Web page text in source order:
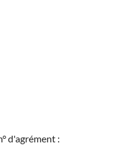
d'agrément :